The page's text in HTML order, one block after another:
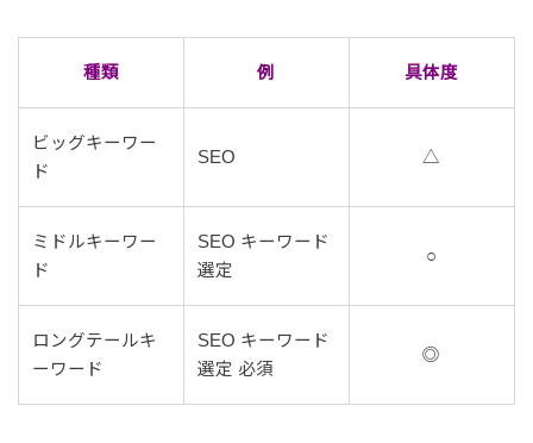
種類 例 具体度
ビッグキーワー
ド
SEO △
ミドルキーワー
ド
SEO キーワード
選定
○
ロングテールキ
ーワード
SEO キーワード
選定 必須
◎